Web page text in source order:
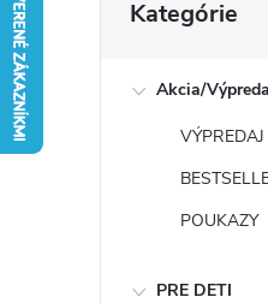
kategórie
Kategórie
Akcia/
VÝPREDAJ
POUKAZY
PRE DETI